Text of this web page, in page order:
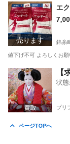
東京 墨田区
売ります
エ
錦糸
値下げ不可 よろしくお
東京 墨田区 錦
【
状
プリ
ページTOPへ